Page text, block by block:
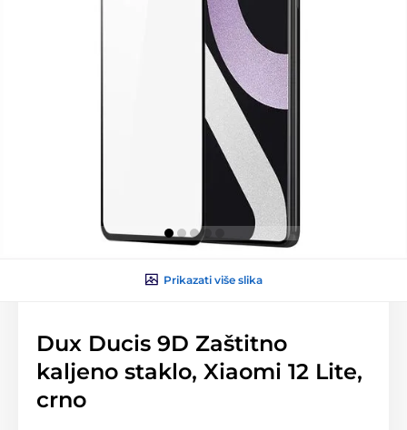
Prikazati više slika
Dux Ducis 9D Zaštitno
kaljeno staklo, Xiaomi 12 Lite,
crno